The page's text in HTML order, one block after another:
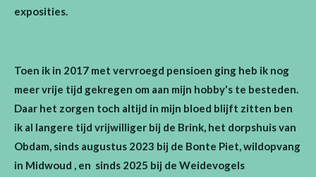
exposities.
Toen ik in 2017 met vervroegd pensioen ging heb ik nog
meer vrije tijd gekregen om aan mijn hobby's te besteden.
Daar het zorgen toch altijd in mijn bloed blijft zitten ben
ik al langere tijd vrijwilliger bij de Brink, het dorpshuis van
Obdam, sinds augustus 2023 bij de Bonte Piet, wildopvang
in Midwoud , en sinds 2025 bij de Weidevogels